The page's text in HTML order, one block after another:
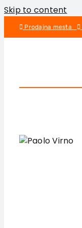
Skip to content
Prodajna mesta